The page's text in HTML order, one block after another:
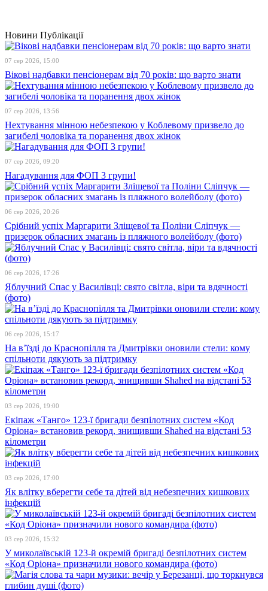
Новини Публікації
07 сер 2026, 15:00
Вікові надбавки пенсіонерам від 70 років: що варто знати
07 сер 2026, 13:56
Нехтування мінною небезпекою у Коблевому призвело до
загибелі чоловіка та поранення двох жінок
07 сер 2026, 09:20
Нагадування для ФОП 3 групи!
06 сер 2026, 20:26
Срібний успіх Маргарити Зліщевої та Поліни Сліпчук —
призерок обласних змагань із пляжного волейболу (фото)
06 сер 2026, 17:26
Яблучний Спас у Василівці: свято світла, віри та вдячності
(фото)
06 сер 2026, 15:17
На в’їзді до Краснопілля та Дмитрівки оновили стели: кому
спільноти дякують за підтримку
03 сер 2026, 19:00
Екіпаж «Танго» 123-ї бригади безпілотних систем «Код
Оріона» встановив рекорд, знищивши Shahed на відстані 53
кілометри
03 сер 2026, 17:00
Як влітку вберегти себе та дітей від небезпечних кишкових
інфекцій
03 сер 2026, 15:32
У миколаївській 123-й окремій бригаді безпілотних систем
«Код Оріона» призначили нового командира (фото)